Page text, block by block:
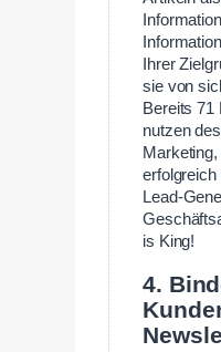
Ihrer
sie von
Bereits 71
nutzen
erfolgreich
Lead-
is King!
4.